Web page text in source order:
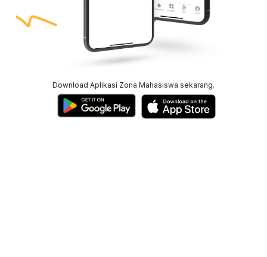
Download Aplikasi Zona Mahasiswa sekarang.